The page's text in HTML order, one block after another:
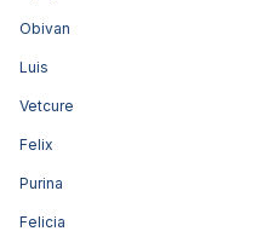
Obivan
Luis
Vetcure
Felix
Purina
Felicia